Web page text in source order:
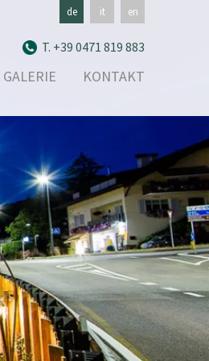
de it en
T. +39 0471 819 883
GALERIE KONTAKT